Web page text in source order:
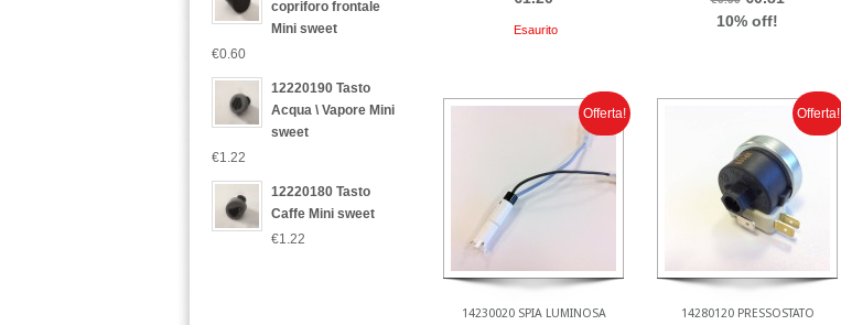
Esaurito
10% off!
Offerta!
14230020 SPIA LUMINOSA
Offerta!
14280120 PRESSOSTATO
copriforo frontale
Mini sweet
€0.60
12220190 Tasto
Acqua \ Vapore Mini
sweet
€1.22
12220180 Tasto
Caffe Mini sweet
€1.22